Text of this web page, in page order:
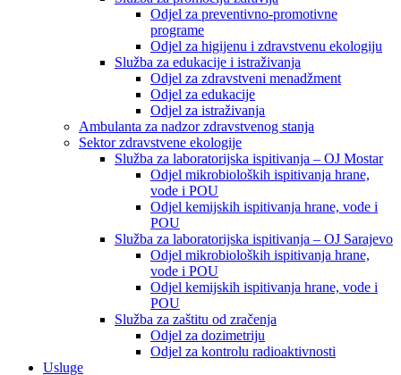
Odjel za preventivno-promotivne
programe
Odjel za higijenu i zdravstvenu ekologiju
Služba za edukacije i istraživanja
Odjel za zdravstveni menadžment
Odjel za edukacije
Odjel za istraživanja
Ambulanta za nadzor zdravstvenog stanja
Sektor zdravstvene ekologije
Služba za laboratorijska ispitivanja – OJ Mostar
Odjel mikrobioloških ispitivanja hrane,
vode i POU
Odjel kemijskih ispitivanja hrane, vode i
POU
Služba za laboratorijska ispitivanja – OJ Sarajevo
Odjel mikrobioloških ispitivanja hrane,
vode i POU
Odjel kemijskih ispitivanja hrane, vode i
POU
Služba za zaštitu od zračenja
Odjel za dozimetriju
Odjel za kontrolu radioaktivnosti
Usluge